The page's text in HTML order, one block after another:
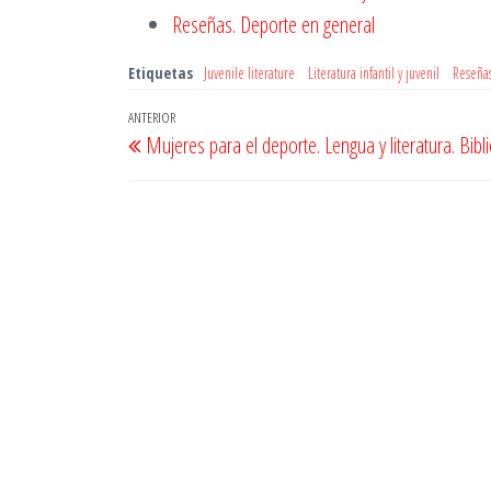
Reseñas. Deporte en general
Etiquetas Juvenile literature Literatura infantil y juvenil
Navegación
de
Entrada
anterior
ANTERIOR
Mujeres para el deporte. Lengua y literatura.